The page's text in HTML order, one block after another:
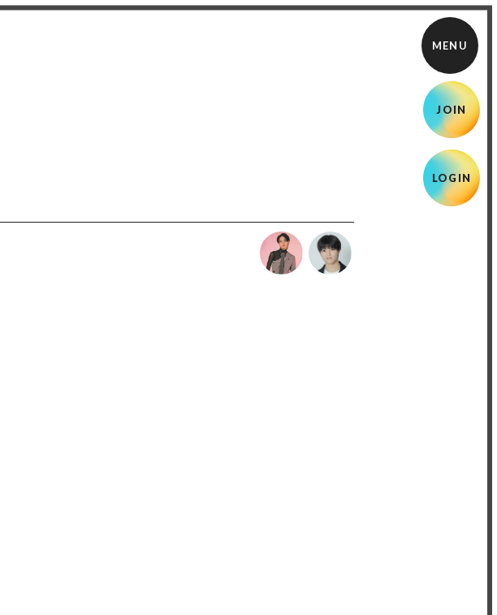
JOIN
LOGIN